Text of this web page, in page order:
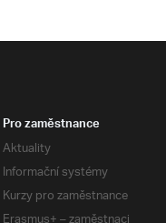
Pro zaměstnance
Aktuality
Informační systémy
Kurzy pro zaměstnance